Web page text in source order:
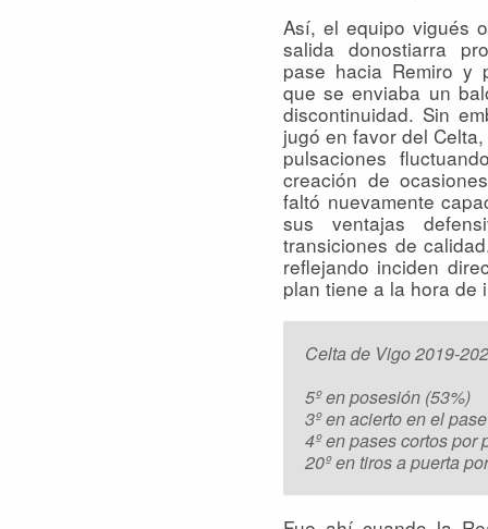
Así, el equipo vigués
salida donostiarra
pase hacia Remiro y
que se enviaba un
discontinuidad. Sin
jugó en favor del
pulsaciones
creación de
faltó nuevamente
sus ventajas
transiciones de
reflejando inciden
plan tiene a la hora de
Celta de Vigo 2019-
5º en posesión (53%)
3º en acierto en el
4º en pases cortos por
20º en tiros a puerta